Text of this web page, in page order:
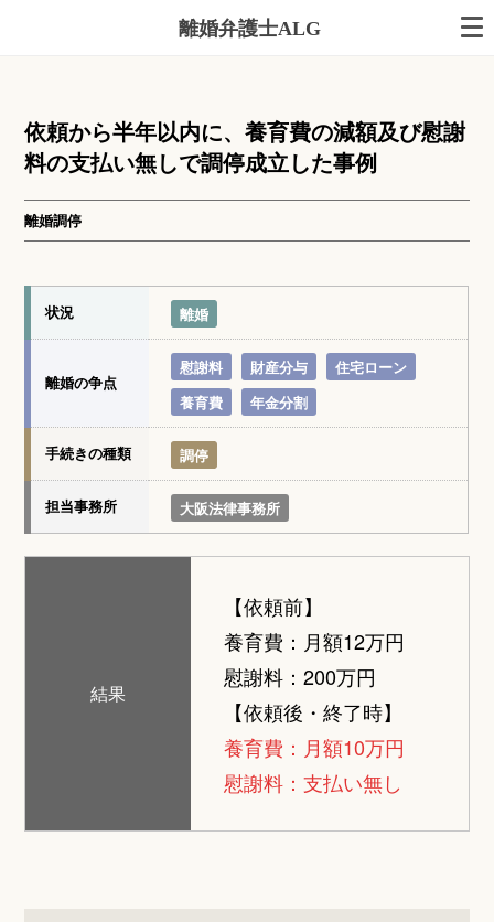
離婚弁護士ALG
依頼から半年以内に、養育費の減額及び慰謝
料の支払い無しで調停成立した事例
離婚調停
状況 離婚
離婚の争点
慰謝料 財産分与
住宅ローン
養育費
年金分割
手続きの種類 調停
担当事務所 大阪法律事務所
結果
【依頼前】
養育費：月額12万円
慰謝料：200万円
【依頼後・終了時】
養育費：月額10万円
慰謝料：支払い無し